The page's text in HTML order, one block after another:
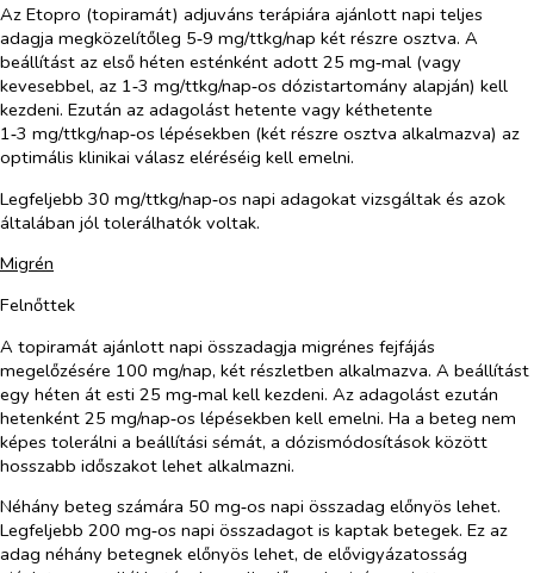
Az Etopro (topiramát) adjuváns terápiára ajánlott napi teljes
adagja megközelítőleg 5‑9 mg/ttkg/nap két részre osztva. A
beállítást az első héten esténként adott 25 mg‑mal (vagy
kevesebbel, az 1‑3 mg/ttkg/nap‑os dózistartomány alapján) kell
kezdeni. Ezután az adagolást hetente vagy kéthetente
1‑3 mg/ttkg/nap‑os lépésekben (két részre osztva alkalmazva) az
optimális klinikai válasz eléréséig kell emelni.
Legfeljebb 30 mg/ttkg/nap‑os napi adagokat vizsgáltak és azok
általában jól tolerálhatók voltak.
Migrén
Felnőttek
A topiramát ajánlott napi összadagja migrénes fejfájás
megelőzésére 100 mg/nap, két részletben alkalmazva. A beállítást
egy héten át esti 25 mg‑mal kell kezdeni. Az adagolást ezután
hetenként 25 mg/nap‑os lépésekben kell emelni. Ha a beteg nem
képes tolerálni a beállítási sémát, a dózismódosítások között
hosszabb időszakot lehet alkalmazni.
Néhány beteg számára 50 mg‑os napi összadag előnyös lehet.
Legfeljebb 200 mg‑os napi összadagot is kaptak betegek. Ez az
adag néhány betegnek előnyös lehet, de elővigyázatosság